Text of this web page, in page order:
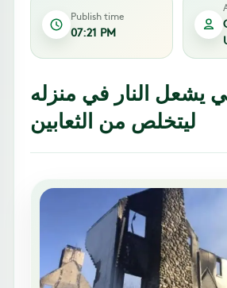
Publish time
07:21 PM
يشعل النار في منزله
ليتخلص من الثعابين